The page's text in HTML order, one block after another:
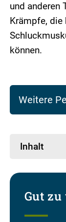
und anderen
Krämpfe, die
können.
Weitere
Inhalt
Gut zu